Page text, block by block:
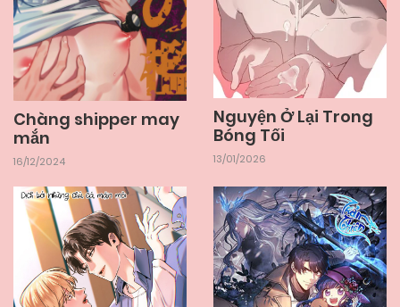
Chàng shipper may
mắn
16/12/2024
Nguyện Ở Lại Trong
Bóng Tối
13/01/2026